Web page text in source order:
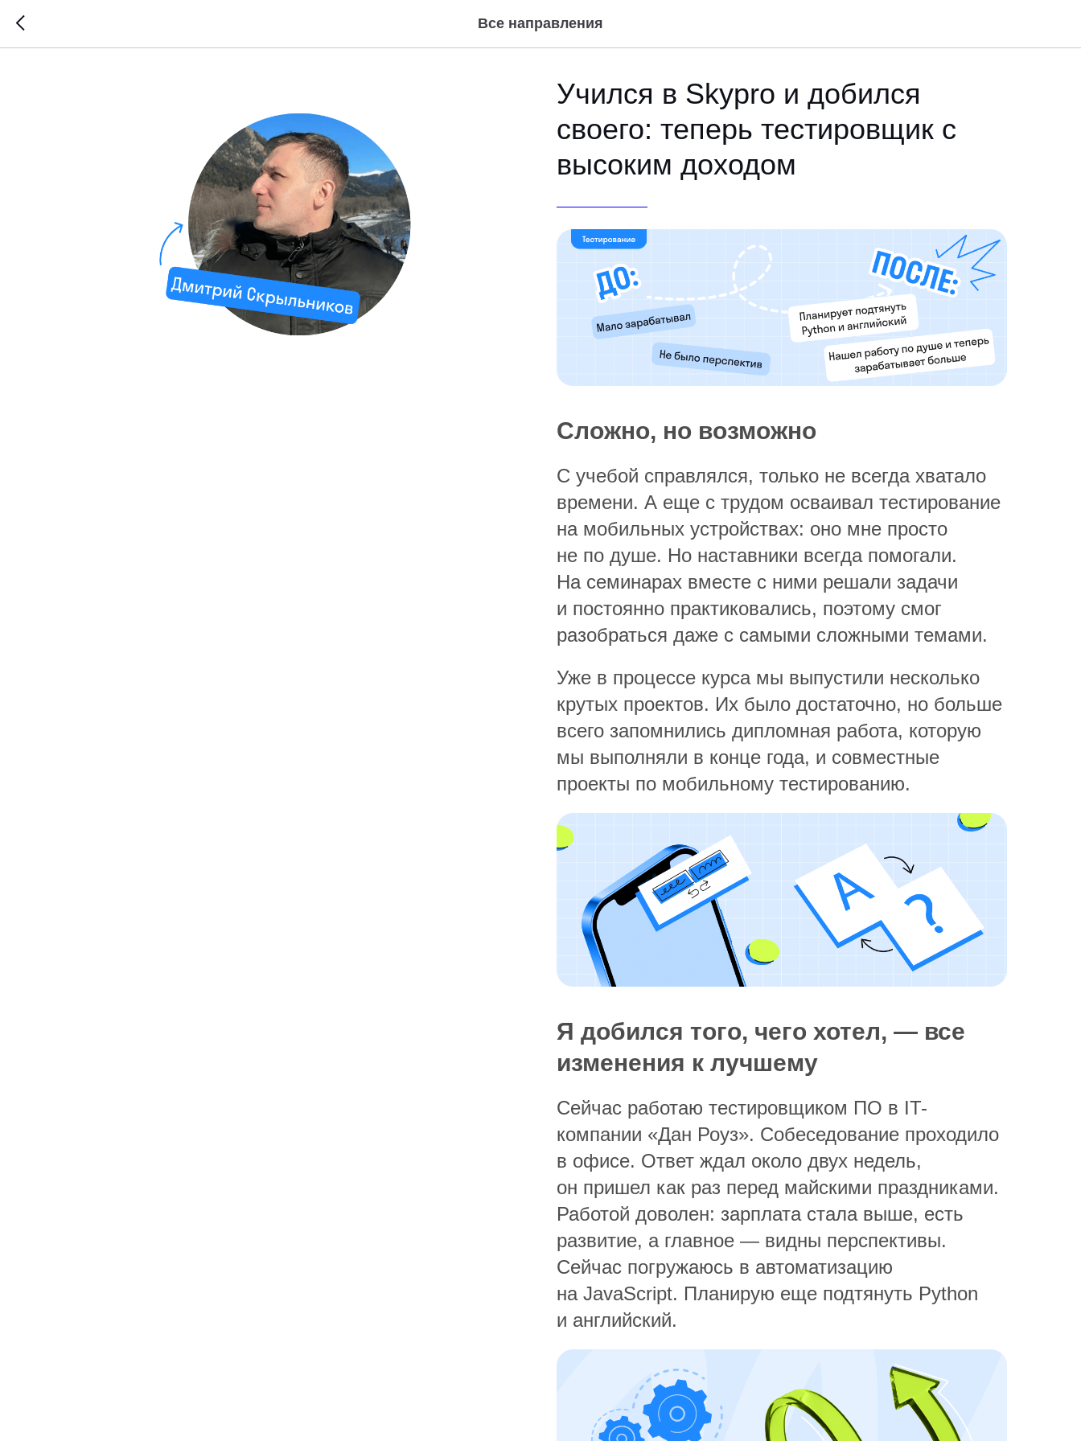
Все направления
Учился в Skypro и добился
своего: теперь тестировщик с
высоким доходом
Сложно, но возможно
С учебой справлялся, только не всегда хватало
времени. А еще с трудом осваивал тестирование
на мобильных устройствах: оно мне просто
не по душе. Но наставники всегда помогали.
На семинарах вместе с ними решали задачи
и постоянно практиковались, поэтому смог
разобраться даже с самыми сложными темами.
Уже в процессе курса мы выпустили несколько
крутых проектов. Их было достаточно, но больше
всего запомнились дипломная работа, которую
мы выполняли в конце года, и совместные
проекты по мобильному тестированию.
Я добился того, чего хотел, — все
изменения к лучшему
Сейчас работаю тестировщиком ПО в IT-
компании «Дан Роуз». Собеседование проходило
в офисе. Ответ ждал около двух недель,
он пришел как раз перед майскими праздниками.
Работой доволен: зарплата стала выше, есть
развитие, а главное — видны перспективы.
Сейчас погружаюсь в автоматизацию
на JavaScript. Планирую еще подтянуть Python
и английский.